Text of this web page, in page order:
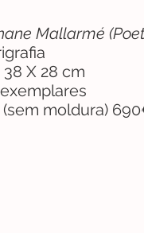
Mallarmé
38 X 28 cm
moldura)